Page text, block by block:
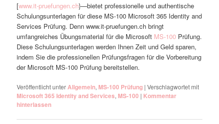
[www.it-pruefungen.ch}—bietet professionelle und authentische
Schulungsunterlagen für diese MS-100 Microsoft 365 Identity and
Services Prüfung. Denn www.it-pruefungen.ch bringt
umfangreiches Übungsmaterial für die Microsoft MS-100 Prüfung.
Diese Schulungsunterlagen werden Ihnen Zeit und Geld sparen,
indem Sie die professionellen Prüfungsfragen für die Vorbereitung
der Microsoft MS-100 Prüfung bereitstellen.
Veröffentlicht unterAllgemein, MS-100 Prüfung |Verschlagwortet mit
Microsoft 365 Identity and Services, MS-100 | Kommentar
hinterlassen